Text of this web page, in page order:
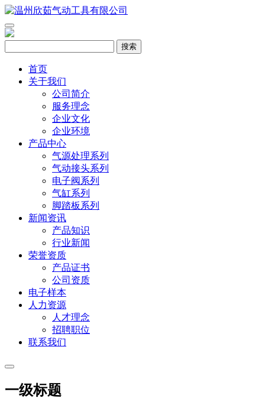
搜索
首页
关于我们
公司简介
服务理念
企业文化
企业环境
产品中心
气源处理系列
气动接头系列
电子阀系列
气缸系列
脚踏板系列
新闻资讯
产品知识
行业新闻
荣誉资质
产品证书
公司资质
电子样本
人力资源
人才理念
招聘职位
联系我们
一级标题